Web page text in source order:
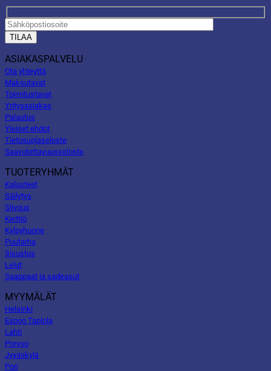
ASIAKASPALVELU
Ota yhteyttä
Maksutavat
Toimitustavat
Yritysasiakas
Palautus
Yleiset ehdot
Tietosuojaseloste
Saavutettavuusseloste
TUOTERYHMÄT
Kalusteet
Säilytys
Siivous
Keittiö
Kylpyhuone
Puutarha
Sisustus
Lelut
Saappaat ja sadeasut
MYYMÄLÄT
Helsinki
Espoo Tapiola
Lahti
Porvoo
Jyväskylä
Pori